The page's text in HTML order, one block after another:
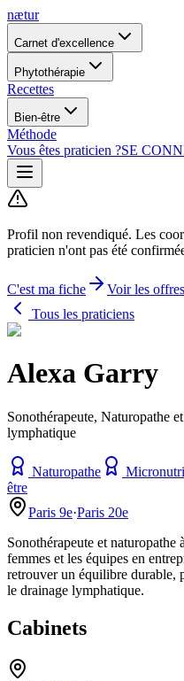
nætur
Carnet d'excellence
Phytothérapie
Recettes
Bien-être
Méthode
Vous êtes praticien ?SE
Profil non revendiqué. Les
praticien n'ont pas été
C'est ma fiche
Voir les offres
Tous les praticiens
Alexa Garry
Sonothérapeute, Naturopathe
lymphatique
Naturopathe
être
Paris 9e·Paris 20e
Sonothérapeute et
femmes et les équipes en
retrouver un équilibre durable,
le drainage lymphatique.
Cabinets